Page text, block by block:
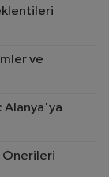
ve
Alanya'ya
Önerileri